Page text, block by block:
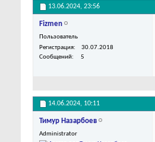
13.06.2024, 23:56
Fizmen
Пользователь
Регистрация
30.07.2018
Сообщений
5
14.06.2024, 10:11
Тимур Назарбоев
Administrator